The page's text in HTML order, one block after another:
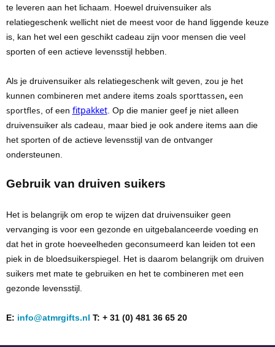
te leveren aan het lichaam. Hoewel druivensuikerals
relatiegeschenk wellicht niet de meest voor de hand liggende keuze
is, kan het wel een geschikt cadeau zijn voor mensen die veel
sporten of een actieve levensstijl hebben.
Als je druivensuiker als relatiegeschenk wilt geven, zou je het
kunnen combineren met andere items zoals sporttassen, een
sportfles, of een fitpakket. Op die manier geef je niet alleen
druivensuiker als cadeau, maar bied je ook andere items aan die
het sporten of deactieve levensstijl van de ontvanger
ondersteunen.
Gebruik van druiven suikers
Het is belangrijk om erop te wijzen dat druivensuiker geen
vervanging is voor een gezondeen uitgebalanceerde voeding en
dat het in grote hoeveelheden geconsumeerd kan leiden tot een
piek in de bloedsuikerspiegel. Het is daarom belangrijk om druiven
suikers met mate te gebruiken en het te combineren met een
gezonde levensstijl.
E: info@atmrgifts.nl T: + 31 (0) 481 36 65 20